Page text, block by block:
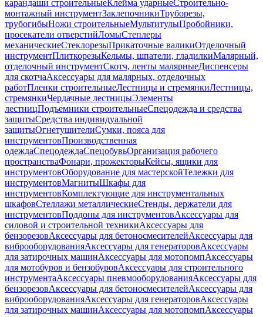
карандаши строительныеКлейма ударныеСтроительно-
монтажный инструментЗаклепочникиТруборезы,
трубогибыНожи строительныеМультитулыПробойники,
просекатели отверстийЛомыСтеплеры
механическиеСтеклорезыПрикаточные валикиОтделочный
инструментПлиткорезыКельмы, шпатели, гладилкиМалярный,
отделочный инструментСкотч, ленты малярныеДиспенсеры
для скотчаАксессуары для малярных, отделочных
работПленки строительныеЛестницы и стремянкиЛестницы,
стремянкиЧердачные лестницыЭлементы
лестницПодъемники строительныеСпецодежда и средства
защитыСредства индивидуальной
защитыОгнетушителиСумки, пояса для
инструментовПроизводственная
одеждаСпецодеждаСпецобувьОрганизация рабочего
пространстваФонари, прожекторыКейсы, ящики для
инструментовОборудование для мастерскойТележки для
инструментовМагнитыШкафы для
инструментовКомплектующие для инструментальных
шкафовСтеллажи металлическиеСтенды, держатели для
инструментовПоддоны для инструментовАксессуары для
силовой и строительной техникиАксессуары для
бензорезовАксессуары для бетоносмесителейАксессуары для
виброоборудованияАксессуары для генераторовАксессуары
для затирочных машинАксессуары для мотопомпАксессуары
для мотобуров и бензобуровАксессуары для строительного
инструментаАксессуары пневмооборудованияАксессуары для
бензорезовАксессуары для бетоносмесителейАксессуары для
виброоборудованияАксессуары для генераторовАксессуары
для затирочных машинАксессуары для мотопомпАксессуары